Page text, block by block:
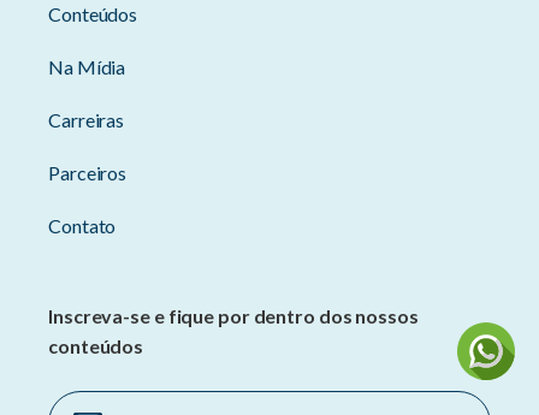
Conteúdos
Na Mídia
Carreiras
Parceiros
Contato
Inscreva-se e fique por dentro dos nossos
conteúdos